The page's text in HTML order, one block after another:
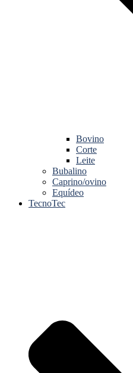
Bovino
Corte
Leite
Bubalino
Caprino/ovino
Equídeo
TecnoTec